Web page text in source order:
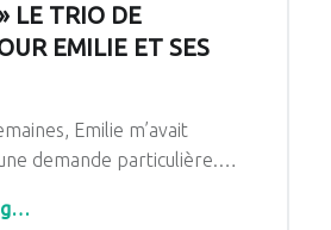
LE TRIO DE
EMILIE ET SES
Emilie m’avait
demande particulière.…
“« Surprise » le trio de bonnets pour Emilie et ses lutins”
…